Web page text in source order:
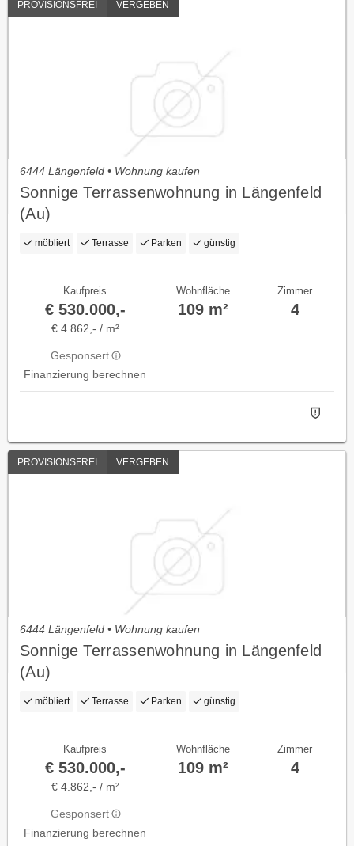
PROVISIONSFREI VERGEBEN
6444 Längenfeld • Wohnung kaufen
Sonnige Terrassenwohnung in Längenfeld
(Au)
möbliert Terrasse Parken günstig
Kaufpreis
€ 530.000,-
€ 4.862,- / m²
Gesponsert
Finanzierung berechnen
Wohnfläche
109 m²
Zimmer
4
PROVISIONSFREI VERGEBEN
6444 Längenfeld • Wohnung kaufen
Sonnige Terrassenwohnung in Längenfeld
(Au)
möbliert Terrasse Parken günstig
Kaufpreis
€ 530.000,-
€ 4.862,- / m²
Gesponsert
Finanzierung berechnen
Wohnfläche
109 m²
Zimmer
4